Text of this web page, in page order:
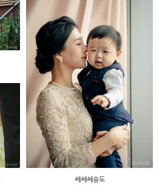
쎄쎄쎄송도